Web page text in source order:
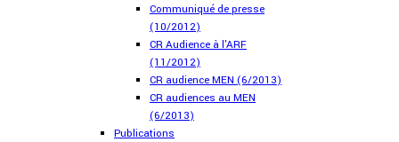
Communiqué de presse
(10/2012)
CR Audience à l'ARF
(11/2012)
CR audience MEN (6/2013)
CR audiences au MEN
(6/2013)
Publications